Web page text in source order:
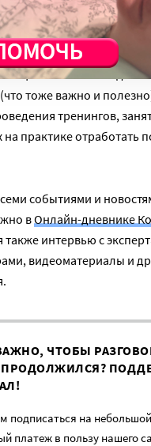
грамотности;
тренд на
не только
тоже важно и
тренингов,
практике отработать
событиями и
вОнлайн-дневнике
также интервью с
видеоматериалы и
ЧТОБЫ
ПРОДОЛЖИЛСЯ?
подписаться на
платеж в пользу нашего